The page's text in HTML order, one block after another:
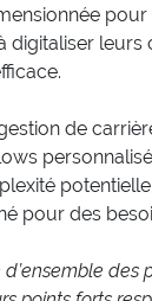
digitaliser leurs
de
pour des
d’ensemble des